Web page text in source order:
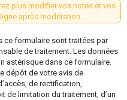
plus modifier vos notes et vos
après modération.
ce formulaire sont traitées par
de traitement. Les données
astérisque dans ce formulaire.
dépôt de votre avis de
de rectification,
de limitation du traitement, d’un